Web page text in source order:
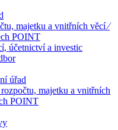
majetku a vnitřních věcí ⁄
POINT
účetnictví a investic
úřad
majetku a vnitřních
POINT